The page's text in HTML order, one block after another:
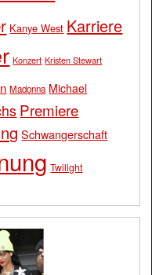
Kanye West Karriere
Konzert Kristen Stewart
Madonna Michael
Premiere
Schwangerschaft
Twilight